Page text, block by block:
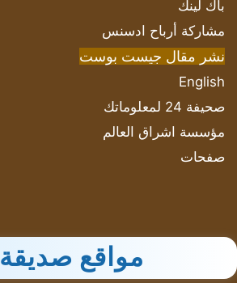
باك لينك
مشاركة أرباح ادسنس
نشر مقال جيست بوست
English
صحيفة 24 لمعلوماتك
مؤسسة اشراق العالم
صفحات
مواقع صديقة